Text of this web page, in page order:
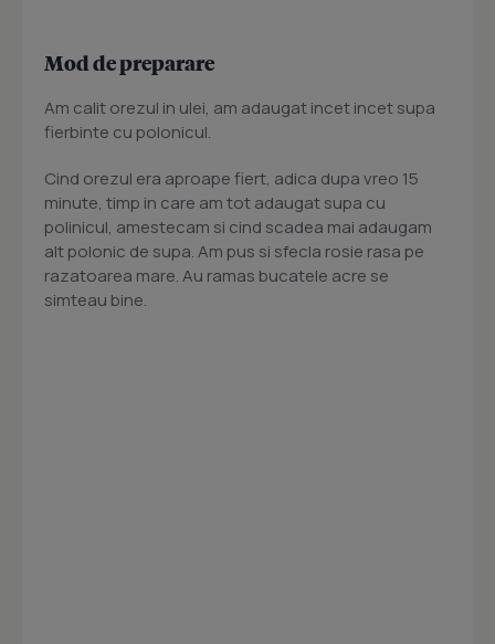
Mod de preparare
Am calit orezul in ulei, am adaugat incet incet supa
fierbinte cu polonicul.
Cind orezul era aproape fiert, adica dupa vreo 15
minute, timp in care am tot adaugat supa cu
polinicul, amestecam si cind scadea mai adaugam
alt polonic de supa. Am pus si sfecla rosie rasa pe
razatoarea mare. Au ramas bucatele acre se
simteau bine.